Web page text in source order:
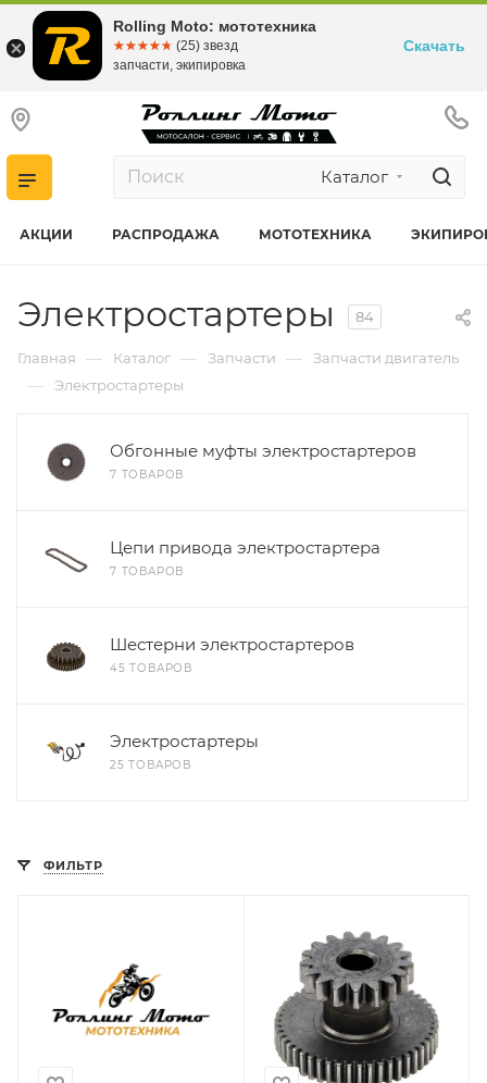
Каталог
АКЦИИ РАСПРОДАЖА МОТОТЕХНИКА
Электростартеры 84
Главная — Каталог — Запчасти — Запчасти двигатель
— Электростартеры
Обгонные муфты электростартеров
7 ТОВАРОВ
Цепи привода электростартера
7 ТОВАРОВ
Шестерни электростартеров
45 ТОВАРОВ
Электростартеры
25 ТОВАРОВ
ФИЛЬТР
Rolling Moto: мототехника
☆☆☆☆☆
★★★★★ (25) звезд
запчасти, экипировка
Скачать